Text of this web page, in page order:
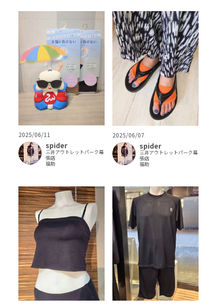
2025/06/11
spider
三井アウトレットパーク幕
張店
福助
2025/06/07
spider
三井アウトレットパーク幕
張店
福助